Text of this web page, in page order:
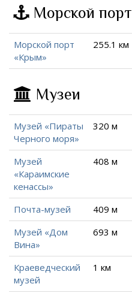
Морской порт
Морской порт
«Крым»
255.1 км
Музеи
Музей «Пираты
Черного моря»
320 м
Музей
«Караимские
кенассы»
408 м
Почта-музей 409 м
Музей «Дом
Вина»
693 м
Краеведческий
музей
1 км